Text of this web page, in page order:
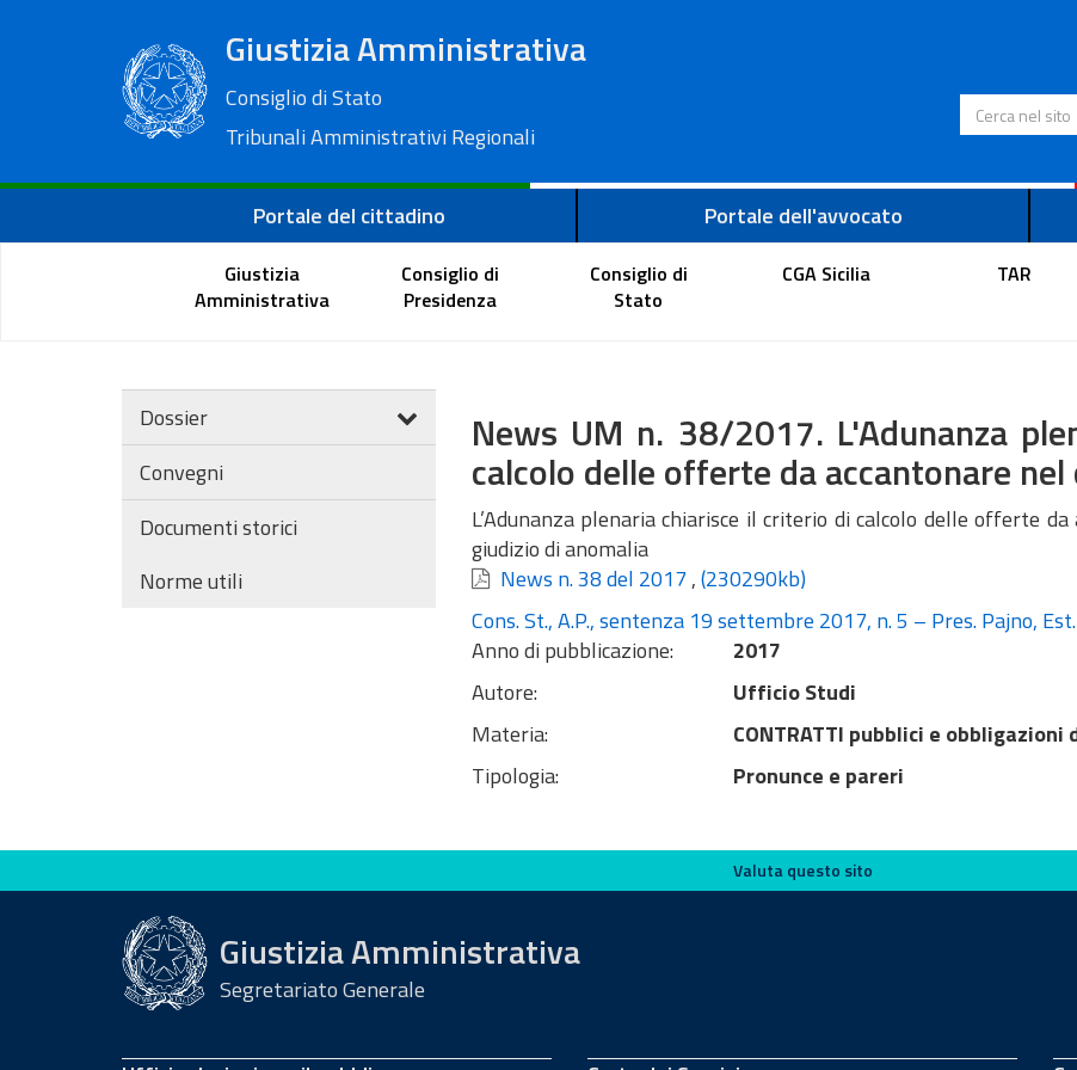
Giustizia Amministrativa
Consiglio di Stato
Tribunali Amministrativi Regionali
Cerca nel sito
Portale del cittadino Portale dell'avvocato
Giustizia
Amministrativa
Consiglio di
Presidenza
Consiglio di
Stato
CGA Sicilia TAR
Dossier
Convegni
Documenti storici
Norme utili
News UM n. 38/2017. L'Adunanza
calcolo delle offerte da accantonare
L’Adunanza plenaria chiarisce il criterio di calcolo delle offerte
giudizio di anomalia
News n. 38 del 2017,(230290kb)
Cons. St., A.P., sentenza 19 settembre 2017, n. 5 – Pres. Pajno,
Anno di pubblicazione:
2017
Autore:
Ufficio Studi
Materia:
CONTRATTI pubblici e
Tipologia:
Pronunce e pareri
Valuta questo sito Valuta questo sito
Giustizia Amministrativa
Segretariato Generale